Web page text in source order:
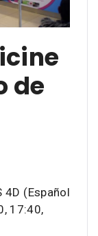
de
4D (Español
17:40,